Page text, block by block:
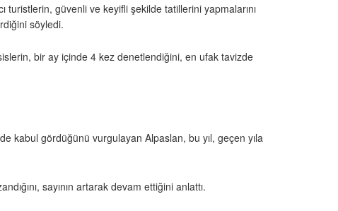
turistlerin, güvenli ve keyifli şekilde tatillerini yapmalarını
söyledi.
bir ay içinde 4 kez denetlendiğini, en ufak tavizde
kabul gördüğünü vurgulayan Alpaslan, bu yıl, geçen yıla
sayının artarak devam ettiğini anlattı.